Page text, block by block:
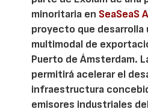
minoritaria en SeaSeaS
proyecto que desarrolla
multimodal de
Puerto de Ámsterdam.
permitirá acelerar el
infraestructura
emisores industriales